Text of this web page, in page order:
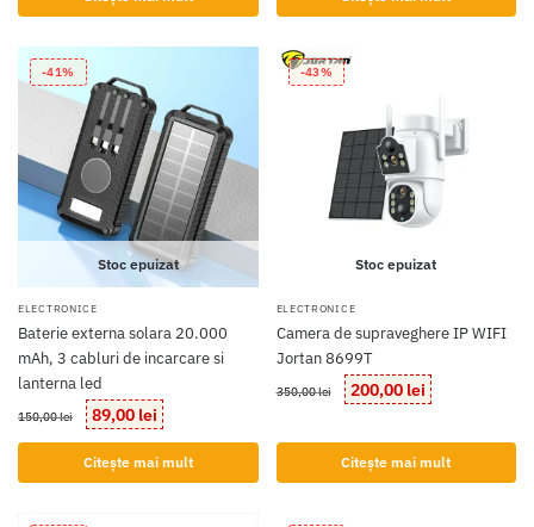
fost:
289,00 lei.
fost:
199,00 lei.
-41%
Stoc epuizat
ELECTRONICE
Baterie externa solara 20.000
mAh, 3 cabluri de incarcare si
lanterna led
150,00lei
Prețul
inițial
a
fost:
89,00 lei Prețul
curent
este:
Citește mai mult
-43%
Stoc epuizat
ELECTRONICE
Camera de supraveghere IP WIFI
Jortan 8699T
350,00lei
Prețul
inițial
fost:
350,00 lei.
200,00 lei Prețul
curent
200,00 lei.
Citește mai mult